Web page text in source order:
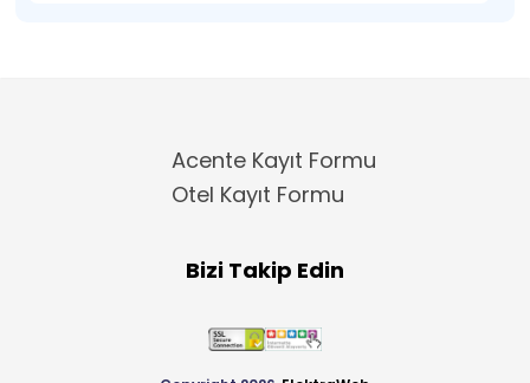
Acente Kayıt Formu
Otel Kayıt Formu
Bizi Takip Edin